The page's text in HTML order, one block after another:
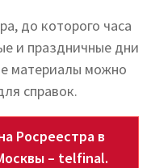
до которого часа
и праздничные дни
материалы можно
справок.
Росреестра в
– telfinal.